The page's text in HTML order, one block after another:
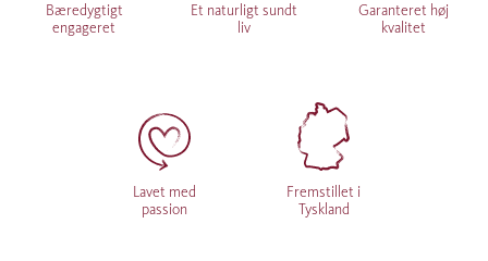
Bæredygtigt
engageret
Et naturligt sundt
liv
Garanteret høj
kvalitet
Lavet med
passion
Fremstillet i
Tyskland